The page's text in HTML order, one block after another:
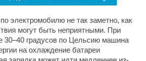
электромобилю не так заметно, как
могут быть неприятными. При
30–40 градусов по Цельсию машина
на охлаждение батареи